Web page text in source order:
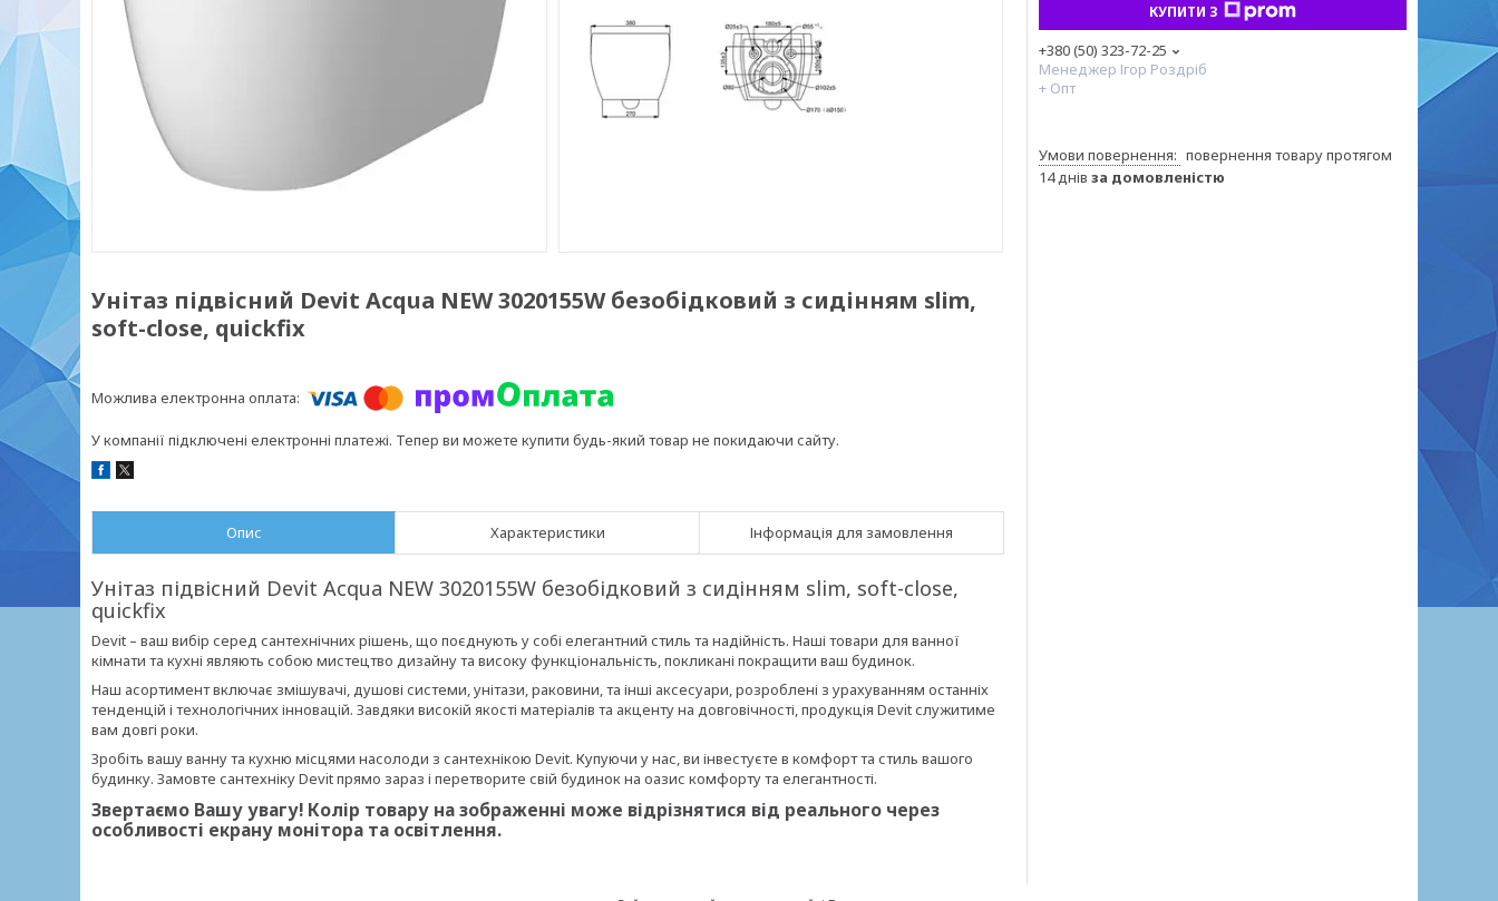
Унітаз підвісний Devit Acqua NEW 3020155W безобідковий з сидінням slim,
soft-close, quickfix
У компанії підключені електронні платежі. Тепер ви можете купити будь-який товар не покидаючи сайту.
Опис Характеристики Інформація для замовлення
Унітаз підвісний Devit Acqua NEW 3020155W безобідковий з сидінням slim, soft-close,
quickfix
Devit – ваш вибір серед сантехнічних рішень, що поєднують у собі елегантний стиль та надійність. Наші товари для ванної
кімнати та кухні являють собою мистецтво дизайну та високу функціональність, покликані покращити ваш будинок.
Наш асортимент включає змішувачі, душові системи, унітази, раковини, та інші аксесуари, розроблені з урахуванням останніх
тенденцій і технологічних інновацій. Завдяки високій якості матеріалів та акценту на довговічності, продукція Devit служитиме
вам довгі роки.
Зробіть вашу ванну та кухню місцями насолоди з сантехнікою Devit. Купуючи у нас, ви інвестуєте в комфорт та стиль вашого
будинку. Замовте сантехніку Devit прямо зараз і перетворите свій будинок на оазис комфорту та елегантності.
Звертаємо Вашу увагу! Колір товару на зображенні може відрізнятися від реального через
особливості екрану монітора та освітлення.
КУПИТИ З
+380 (50) 323-72-25
Менеджер Ігор Роздріб
+ Опт
повернення товару протягом
14 днів за домовленістю